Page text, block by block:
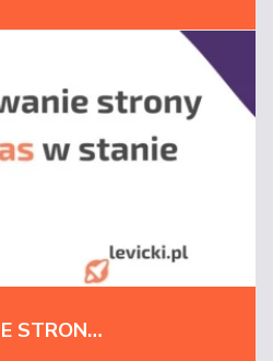
POZYCJONOWANIE STRONY MARKI GLOBALNEJ NA LAS VEGAS!